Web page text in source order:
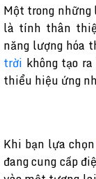
Một trong
là tính thân
năng lượng hóa
trời không tạo
thiểu hiệu ứng
Khi bạn lựa chọn
đang cung cấp